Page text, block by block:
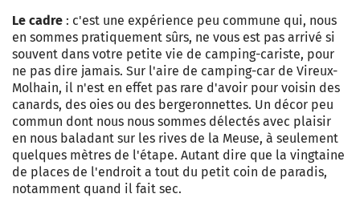
Le cadre : c'est une expérience peu commune qui, nous
en sommes pratiquement sûrs, ne vous est pas arrivé si
souvent dans votre petite vie de camping-cariste, pour
ne pas dire jamais. Sur l'aire de camping-car de Vireux-
Molhain, il n'est en effet pas rare d'avoir pour voisin des
canards, des oies ou des bergeronnettes. Un décor peu
commun dont nous nous sommes délectés avec plaisir
en nous baladant sur les rives de la Meuse, à seulement
quelques mètres de l'étape. Autant dire que la vingtaine
de places de l'endroit a tout du petit coin de paradis,
notamment quand il fait sec.